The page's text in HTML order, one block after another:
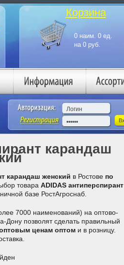
Корзина
карандаш
карандаш женский в Ростове по
товара ADIDAS антиперспирант
базе РостАгроснаб.
7000 наименований) на оптово-
Дону позволят сделать правильный
ценам оптоми в розницу.